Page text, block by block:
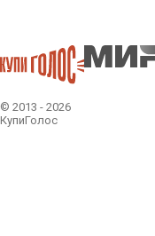
© 2013 - 2026
КупиГолос